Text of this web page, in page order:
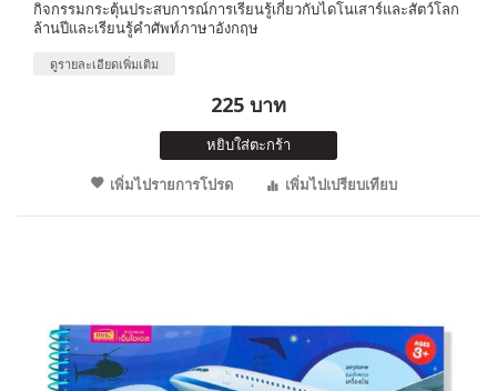
กิจกรรมกระตุ้นประสบการณ์การเรียนรู้เกี่ยวกับไดโนเสาร์และสัตว์โลก
ล้านปีและเรียนรู้คำศัพท์ภาษาอังกฤษ
ดูรายละเอียดเพิ่มเติม
225 บาท
หยิบใส่ตะกร้า
เพิ่มไปรายการโปรด
เพิ่มไปเปรียบเทียบ